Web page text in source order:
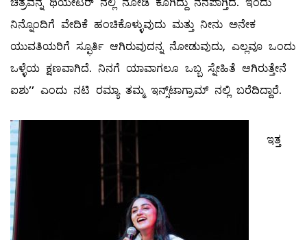
ನಿನ್ನೊಂದಿಗೆ ವೇದಿಕೆ ಹಂಚಿಕೊಳ್ಳುವುದು ಮತ್ತು ನೀನು ಅನೇಕ
ಯುವತಿಯರಿಗೆ ಸ್ಫೂರ್ತಿ ಆಗಿರುವುದನ್ನ ನೋಡುವುದು, ಎಲ್ಲವೂ ಒಂದು
ಒಳ್ಳೆಯ ಕ್ಷಣವಾಗಿದೆ. ನಿನಗೆ ಯಾವಾಗಲೂ ಒಬ್ಬ ಸ್ನೇಹಿತೆ ಆಗಿರುತ್ತೇನೆ
ಐಶು’’ ಎಂದು ನಟಿ ರಮ್ಯಾ ತಮ್ಮ ಇನ್ಸ್​ಟಾಗ್ರಾಮ್​ ನಲ್ಲಿ ಬರೆದಿದ್ದಾರೆ.
ಇತ್ತ